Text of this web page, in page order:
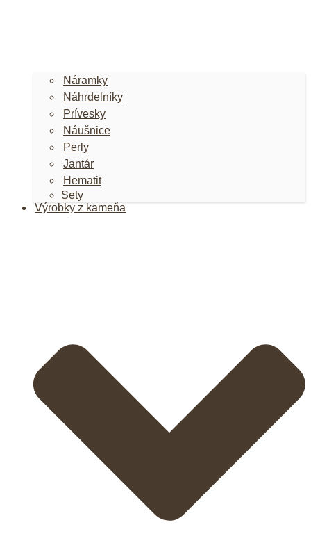
Náramky
Náhrdelníky
Prívesky
Náušnice
Perly
Jantár
Hematit
Sety
Výrobky z kameňa